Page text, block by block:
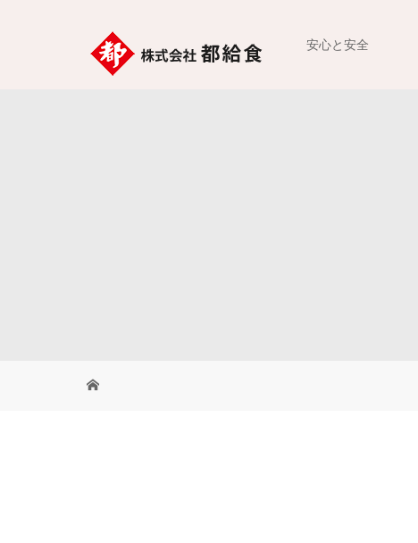
安心と安全